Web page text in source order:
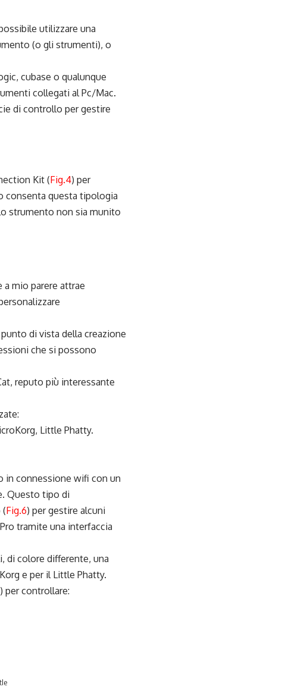
utilizzare una
(o gli strumenti), o
cubase o qualunque
collegati al Pc/Mac.
di controllo per gestire
Kit (Fig.4) per
consenta questa tipologia
strumento non sia munito
mio parere attrae
di vista della creazione
che si possono
reputo più interessante
Little Phatty.
in connessione wifi con un
Questo tipo di
(Fig.6) per gestire alcuni
tramite una interfaccia
di colore differente, una
e per il Little Phatty.
per controllare: